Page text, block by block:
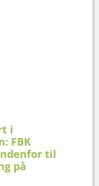
i
FBK
til
på